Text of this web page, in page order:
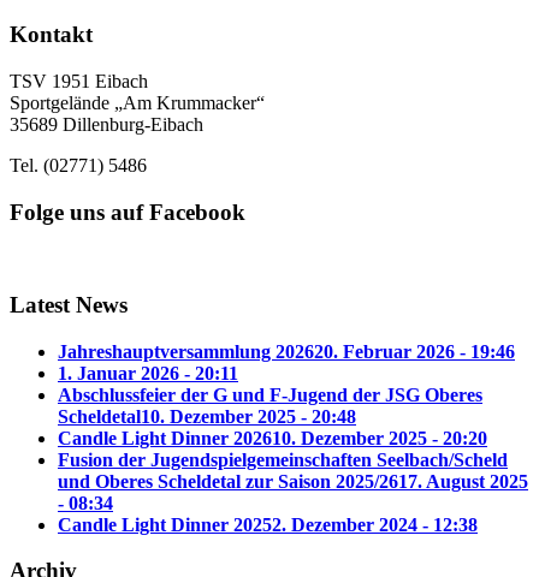
Kontakt
TSV 1951 Eibach
Sportgelände „Am Krummacker“
35689 Dillenburg-Eibach
Tel. (02771) 5486
Folge uns auf Facebook
Latest News
Jahreshauptversammlung 202620. Februar 2026 - 19:46
1. Januar 2026 - 20:11
Abschlussfeier der G und F-Jugend der JSG Oberes
Scheldetal10. Dezember 2025 - 20:48
Candle Light Dinner 202610. Dezember 2025 - 20:20
Fusion der Jugendspielgemeinschaften Seelbach/Scheld
und Oberes Scheldetal zur Saison 2025/2617. August 2025
- 08:34
Candle Light Dinner 20252. Dezember 2024 - 12:38
Archiv